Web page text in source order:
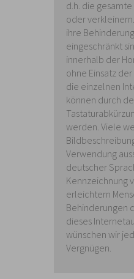
d.h. die
oder
ihre
eingeschränkt
innerhalb der
ohne Einsatz der
die einzelnen
können durch
werden. Viele
Verwendung
deutscher
Kennzeichnung
erleichtern
Behinderungen
dieses
wünschen wir
Vergnügen.